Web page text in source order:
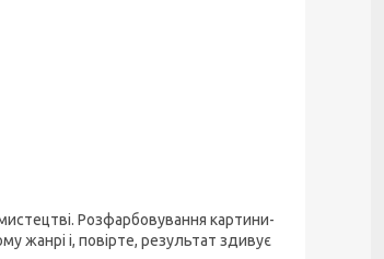
Розфарбовування картини-
жанрі і, повірте, результат здивує